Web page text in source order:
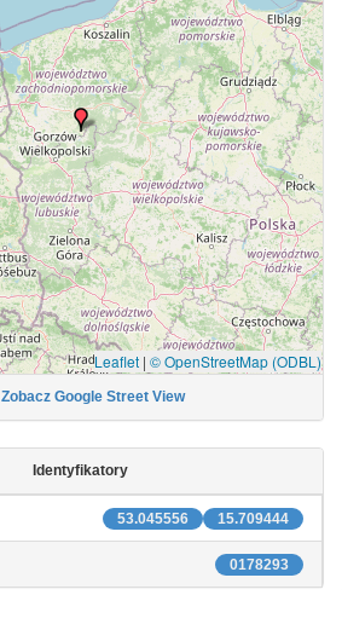
Leaflet | © OpenStreetMap (ODBL)
Zobacz Google Street View
Identyfikatory
15.709444
53.045556
0178293